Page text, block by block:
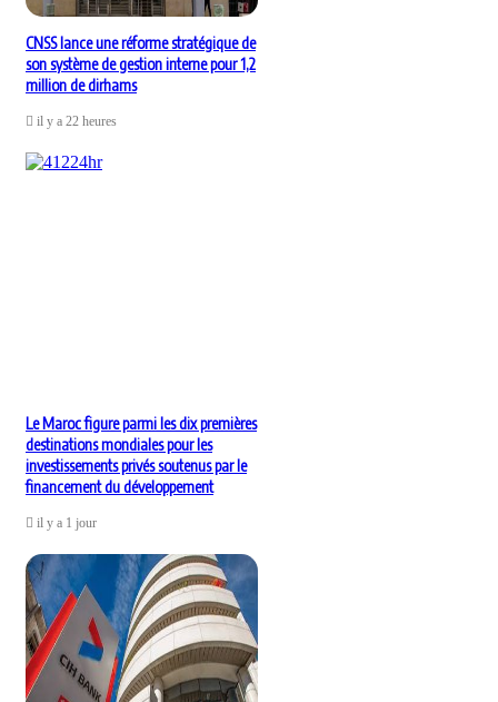
CNSS lance une réforme stratégique de
son système de gestion interne pour 1,2
million de dirhams
il y a 22 heures
Le Maroc figure parmi les dix premières
destinations mondiales pour les
investissements privés soutenus par le
financement du développement
il y a 1 jour